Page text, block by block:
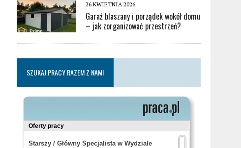
26 KWIETNIA 2026
Garaż blaszany i porządek wokół domu
– jak zorganizować przestrzeń?
SZUKAJ PRACY RAZEM Z NAMI